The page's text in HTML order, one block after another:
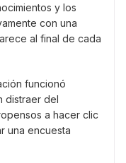
y los
con una
al final de cada
funcionó
distraer del
a hacer clic
una encuesta